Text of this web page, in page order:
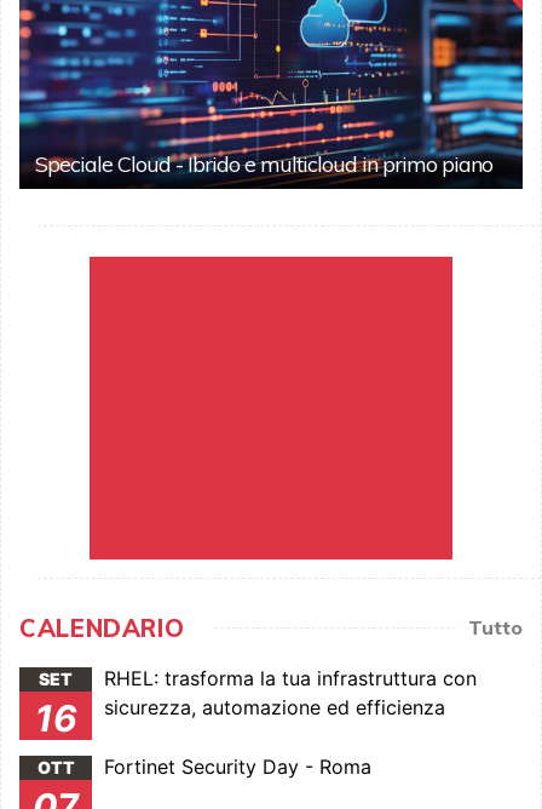
Speciale Cloud - Ibrido e multicloud in primo piano
CALENDARIO Tutto
SET
16
RHEL: trasforma la tua infrastruttura con
sicurezza, automazione ed efficienza
OTT Fortinet Security Day - Roma